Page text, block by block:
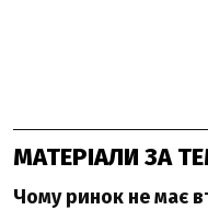
МАТЕРІАЛИ ЗА
Чому ринок не має